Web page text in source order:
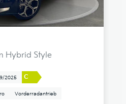
Hybrid Style
2025 C
Vorderradantrieb